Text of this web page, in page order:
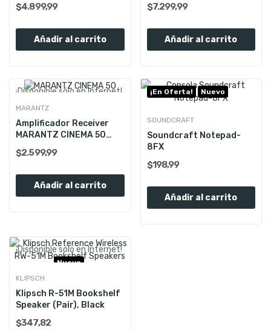
$4.899,99
Añadir al carrito
$7.299,99
Añadir al carrito
¡Disponible sólo en Internet!
MARANTZ
Amplificador Receiver
MARANTZ CINEMA 50
$2.599,99
Añadir al carrito
¡En Oferta! Nuevo
SOUNDCRAFT
Soundcraft Notepad-
8FX
$198,99
Añadir al carrito
¡Disponible sólo en Internet!
Nuevo
KLIPSCH
Klipsch R-51M Bookshelf
Speaker (Pair), Black
$347,82